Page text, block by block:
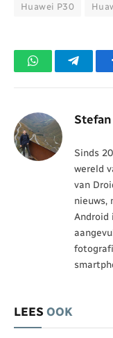
Huawei P30
WhatsApp
Stefan
Sinds
wereld
van
nieuws,
Android
LEES OOK